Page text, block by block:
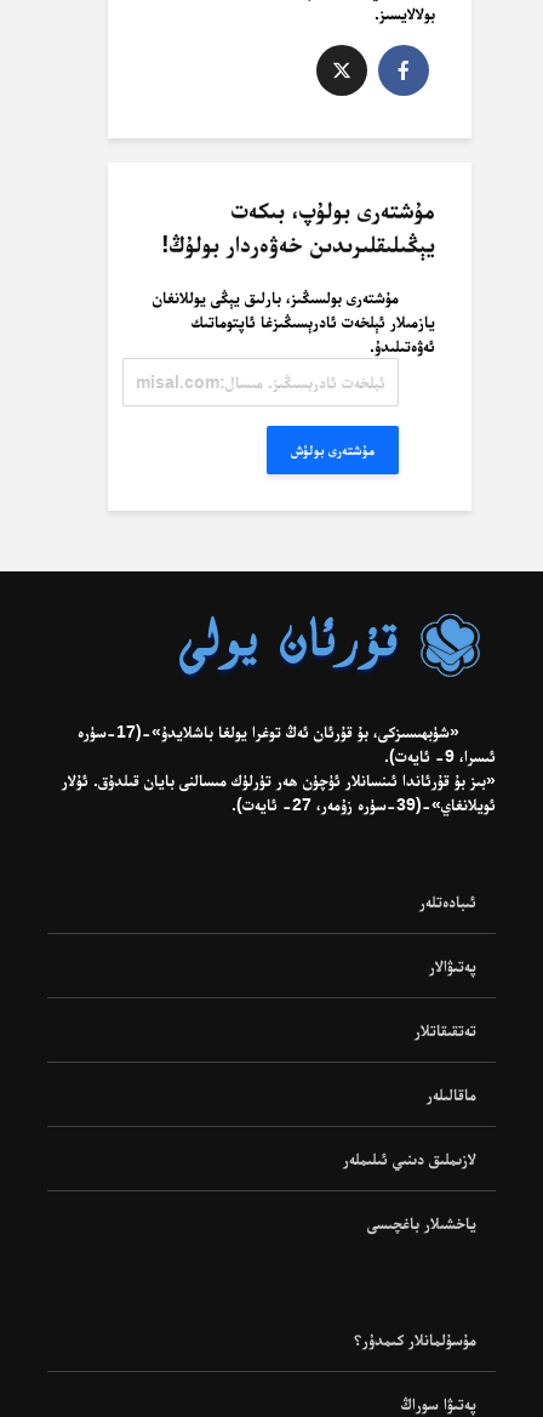
بولالايسىز.
مۇشتەرى بولۇپ، بىكەت
يېڭىلىقلىرىدىن خەۋەردار بولۇڭ!
مۇشتەرى بولسىڭىز، بارلىق يېڭى يوللانغان
يازمىلار ئېلخەت ئادرېسىڭىزغا ئاپتوماتىك
ئەۋەتىلىدۇ.
ئادرېسىڭىز.
مۇشتەرى بولۇش
«شۈبھىسىزكى، بۇ قۇرئان ئەڭ توغرا يولغا باشلايدۇ»-(17-سۈرە
ئىسرا، 9- ئايەت).
«بىز بۇ قۇرئاندا ئىنسانلار ئۈچۈن ھەر تۈرلۈك مىسالنى بايان قىلدۇق. ئۇلار
ئويلانغاي»-(39-سۈرە زۇمەر، 27- ئايەت).
ئىبادەتلەر
پەتىۋالار
تەتقىقاتلار
ماقالىلەر
لازىملىق دىنىي ئىلىملەر
ياخشىلار باغچىسى
مۇسۇلمانلار كىمدۇر؟
پەتىۋا سوراڭ